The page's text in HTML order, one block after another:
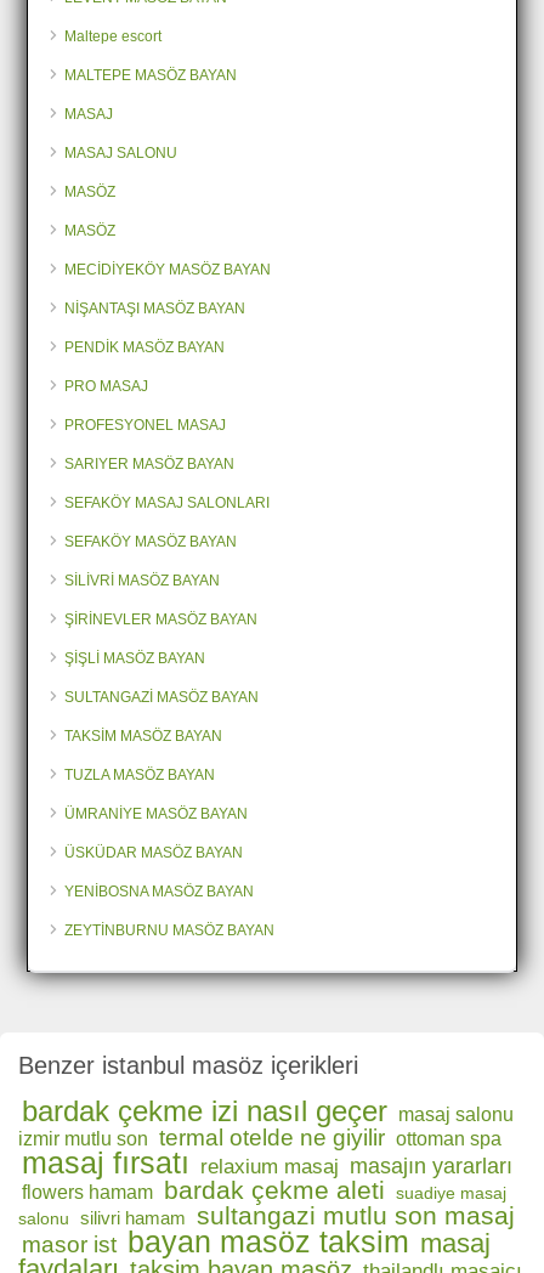
Maltepe escort
MALTEPE MASÖZ BAYAN
MASAJ
MASAJ SALONU
MASÖZ
MASÖZ
MECİDİYEKÖY MASÖZ BAYAN
NİŞANTAŞI MASÖZ BAYAN
PENDİK MASÖZ BAYAN
PRO MASAJ
PROFESYONEL MASAJ
SARIYER MASÖZ BAYAN
SEFAKÖY MASAJ SALONLARI
SEFAKÖY MASÖZ BAYAN
SİLİVRİ MASÖZ BAYAN
ŞİRİNEVLER MASÖZ BAYAN
ŞİŞLİ MASÖZ BAYAN
SULTANGAZİ MASÖZ BAYAN
TAKSİM MASÖZ BAYAN
TUZLA MASÖZ BAYAN
ÜMRANİYE MASÖZ BAYAN
ÜSKÜDAR MASÖZ BAYAN
YENİBOSNA MASÖZ BAYAN
ZEYTİNBURNU MASÖZ BAYAN
Benzer istanbul masöz içerikleri
bardak çekme izi nasıl geçer masaj salonu
izmir mutlu son termal otelde ne giyilir ottoman spa
masaj fırsatı relaxium masaj masajın yararları
flowers hamam bardak çekme aleti
suadiye masaj
salonu
silivri hamam sultangazi mutlu son masaj
masor ist bayan masöz taksim masaj